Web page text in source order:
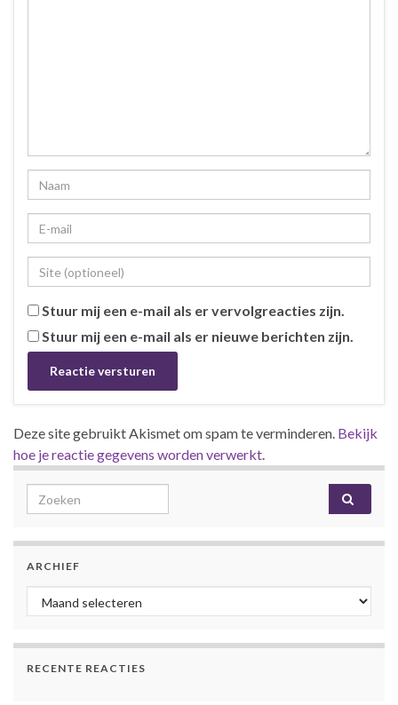
Stuur mij een e-mail als er vervolgreacties zijn.
Stuur mij een e-mail als er nieuwe berichten zijn.
Deze site gebruikt Akismet om spam te verminderen. Bekijk
hoe je reactie gegevens worden verwerkt.
Search for:
ARCHIEF
Archief
RECENTE REACTIES